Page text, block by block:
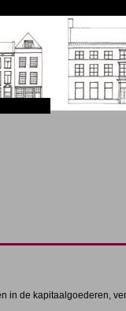
in de kapitaalgoederen,